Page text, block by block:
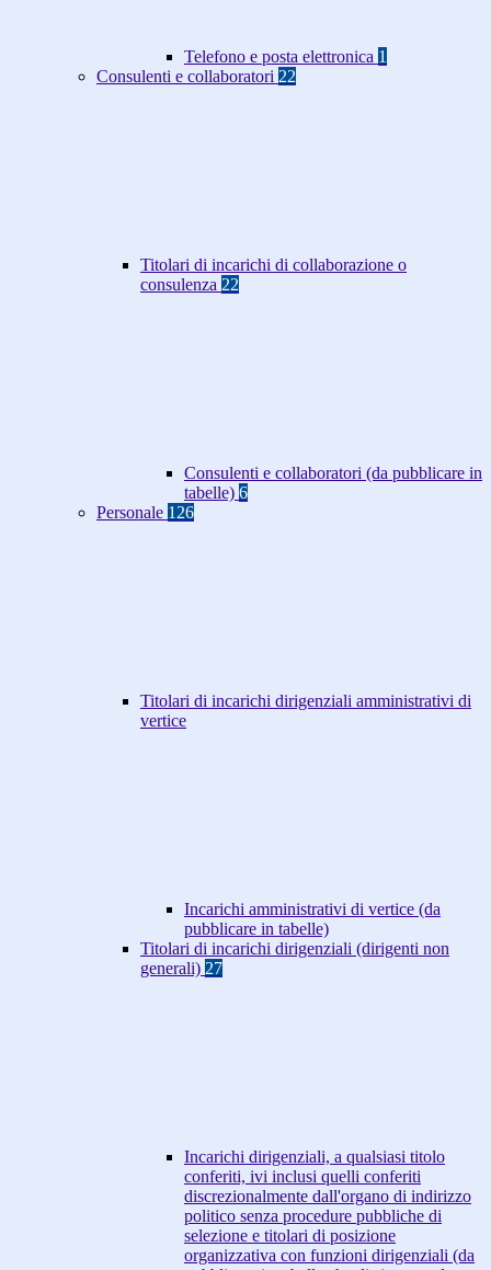
Telefono e posta elettronica 1
Consulenti e collaboratori 22
Titolari di incarichi di collaborazione o
consulenza 22
Consulenti e collaboratori (da pubblicare in
tabelle) 6
Personale 126
Titolari di incarichi dirigenziali amministrativi di
vertice
Incarichi amministrativi di vertice (da
pubblicare in tabelle)
Titolari di incarichi dirigenziali (dirigenti non
generali) 27
Incarichi dirigenziali, a qualsiasi titolo
conferiti, ivi inclusi quelli conferiti
discrezionalmente dall'organo di indirizzo
politico senza procedure pubbliche di
selezione e titolari di posizione
organizzativa con funzioni dirigenziali (da